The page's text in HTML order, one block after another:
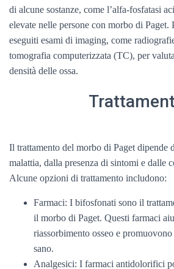
di alcune sostanze, come l’alfa-fosfatasi
elevate nelle persone con morbo di Paget.
eseguiti esami di imaging, come
tomografia computerizzata (TC), per
densità delle ossa.
Il trattamento del morbo di Paget dipende
malattia, dalla presenza di sintomi e dalle
Alcune opzioni di trattamento includono:
Farmaci: I bifosfonati sono il
il morbo di Paget. Questi farmaci
riassorbimento osseo e
sano.
Analgesici: I farmaci antidolorifici